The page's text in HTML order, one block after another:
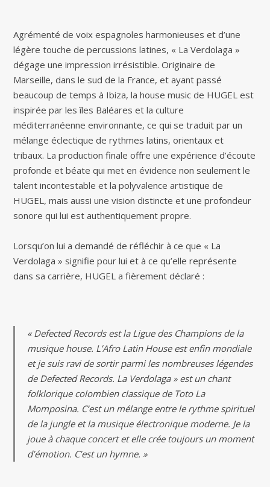
Agrémenté de voix espagnoles harmonieuses et d’une
légère touche de percussions latines, « La Verdolaga »
dégage une impression irrésistible. Originaire de
Marseille, dans le sud de la France, et ayant passé
beaucoup de temps à Ibiza, la house music de HUGEL est
inspirée par les îles Baléares et la culture
méditerranéenne environnante, ce qui se traduit par un
mélange éclectique de rythmes latins, orientaux et
tribaux. La production finale offre une expérience d’écoute
profonde et béate qui met en évidence non seulement le
talent incontestable et la polyvalence artistique de
HUGEL, mais aussi une vision distincte et une profondeur
sonore qui lui est authentiquement propre.
Lorsqu’on lui a demandé de réfléchir à ce que « La
Verdolaga » signifie pour lui et à ce qu’elle représente
dans sa carrière, HUGEL a fièrement déclaré :
« Defected Records est la Ligue des Champions de la
musique house. L’Afro Latin House est enfin mondiale
et je suis ravi de sortir parmi les nombreuses légendes
de Defected Records. La Verdolaga » est un chant
folklorique colombien classique de Toto La
Momposina. C’est un mélange entre le rythme spirituel
de la jungle et la musique électronique moderne. Je la
joue à chaque concert et elle crée toujours un moment
d’émotion. C’est un hymne. »